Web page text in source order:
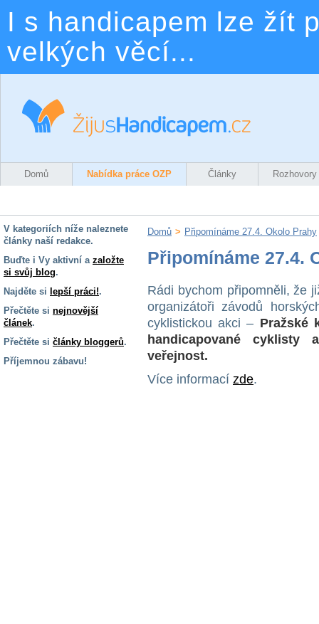
I s handicapem lze žít
velkých věcí...
Domů Nabídka práce OZP Články Rozhovory
V kategoriích níže naleznete
články naší redakce.
Buďte i Vy aktivní a založte
si svůj blog.
Najděte si lepší práci!.
Přečtěte si nejnovější
článek.
Přečtěte si články bloggerů.
Příjemnou zábavu!
Domů > Připomínáme 27.4. Okolo Prahy
Připomínáme 27.4.
Rádi bychom připomněli, že
organizátoři závodů
cyklistickou akci – Pražské
handicapované
veřejnost.
Více informací zde.